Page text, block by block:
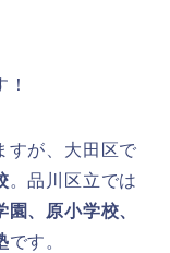
すが、大田区で
。品川区立では
、原小学校、
です。